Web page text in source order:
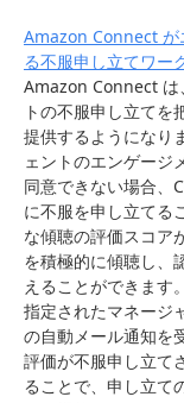
Amazon Connect が
る不服申し立てワー
Amazon Connect は
トの不服申し立て
提供するようになり
ェントのエンゲージ
同意できない場合、
に不服を申し立てる
な傾聴の評価スコア
を積極的に傾聴し、
えることができます。
指定されたマネージ
の自動メール通知を
評価が不服申し立て
ることで、申し立て